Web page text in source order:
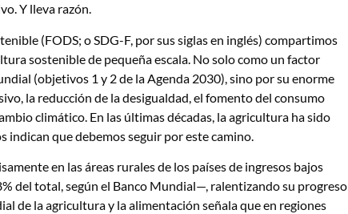
Y lleva razón.
(FODS; o SDG-F, por sus siglas en inglés) compartimos
sostenible de pequeña escala. No solo como un factor
(objetivos 1 y 2 de la Agenda 2030), sino por su enorme
la reducción de la desigualdad, el fomento del consumo
climático. En las últimas décadas, la agricultura ha sido
que debemos seguir por este camino.
en las áreas rurales de los países de ingresos bajos
del total, según el Banco Mundial—, ralentizando su progreso
de la agricultura y la alimentación señala que en regiones